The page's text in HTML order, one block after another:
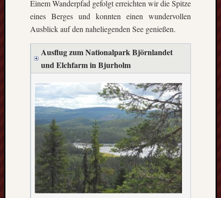
Einem Wanderpfad gefolgt erreichten wir die Spitze
eines Berges und konnten einen wundervollen
Ausblick auf den naheliegenden See genießen.
Ausflug zum Nationalpark Björnlandet
und Elchfarm in Bjurholm